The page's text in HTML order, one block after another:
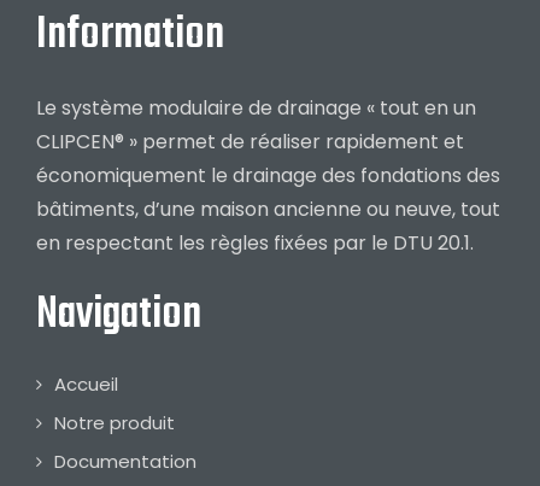
Information
Le système modulaire de drainage « tout en un
CLIPCEN® » permet de réaliser rapidement et
économiquement le drainage des fondations des
bâtiments, d’une maison ancienne ou neuve, tout
en respectant les règles fixées par le DTU 20.1.
Navigation
Accueil
Notre produit
Documentation